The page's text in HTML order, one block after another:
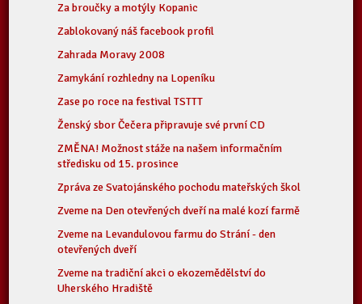
Za broučky a motýly Kopanic
Zablokovaný náš facebook profil
Zahrada Moravy 2008
Zamykání rozhledny na Lopeníku
Zase po roce na festival TSTTT
Ženský sbor Čečera připravuje své první CD
ZMĚNA! Možnost stáže na našem informačním
středisku od 15. prosince
Zpráva ze Svatojánského pochodu mateřských škol
Zveme na Den otevřených dveří na malé kozí farmě
Zveme na Levandulovou farmu do Strání - den
otevřených dveří
Zveme na tradiční akci o ekozemědělství do
Uherského Hradiště